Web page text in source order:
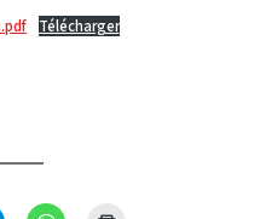
Télécharger